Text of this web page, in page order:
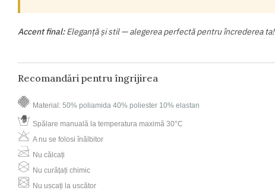
Accent final:Eleganță și stil — alegerea perfectă pentru încrederea ta!
Recomandări pentru îngrijirea
Material: 50% poliamida 40% poliester 10% elastan
Spălare manuală la temperatura maximă 30°C
A nu se folosi înălbitor
Nu călcați
Nu curățați chimic
Nu uscați la uscător